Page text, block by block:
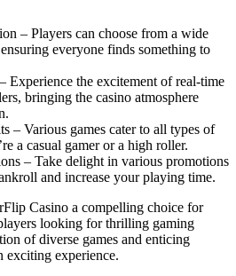
– Players can choose from a wide
everyone finds something to
Experience the excitement of real-time
bringing the casino atmosphere
– Various games cater to all types of
a casual gamer or a high roller.
– Take delight in various promotions
and increase your playing time.
Casino a compelling choice for
looking for thrilling gaming
of diverse games and enticing
exciting experience.